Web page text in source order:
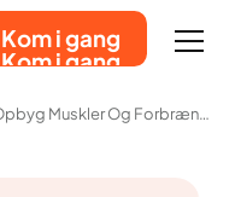
Kom i gang
Kom i gang
Opbyg Muskler Og Forbrænde Fedt – Sådan Hænger Det Hele Sammen